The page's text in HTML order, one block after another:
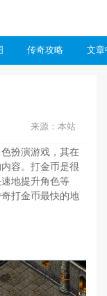
传奇攻略 文章
来源：本站
扮演游戏，其在
容。打金币是很
地提升角色等
打金币最快的地